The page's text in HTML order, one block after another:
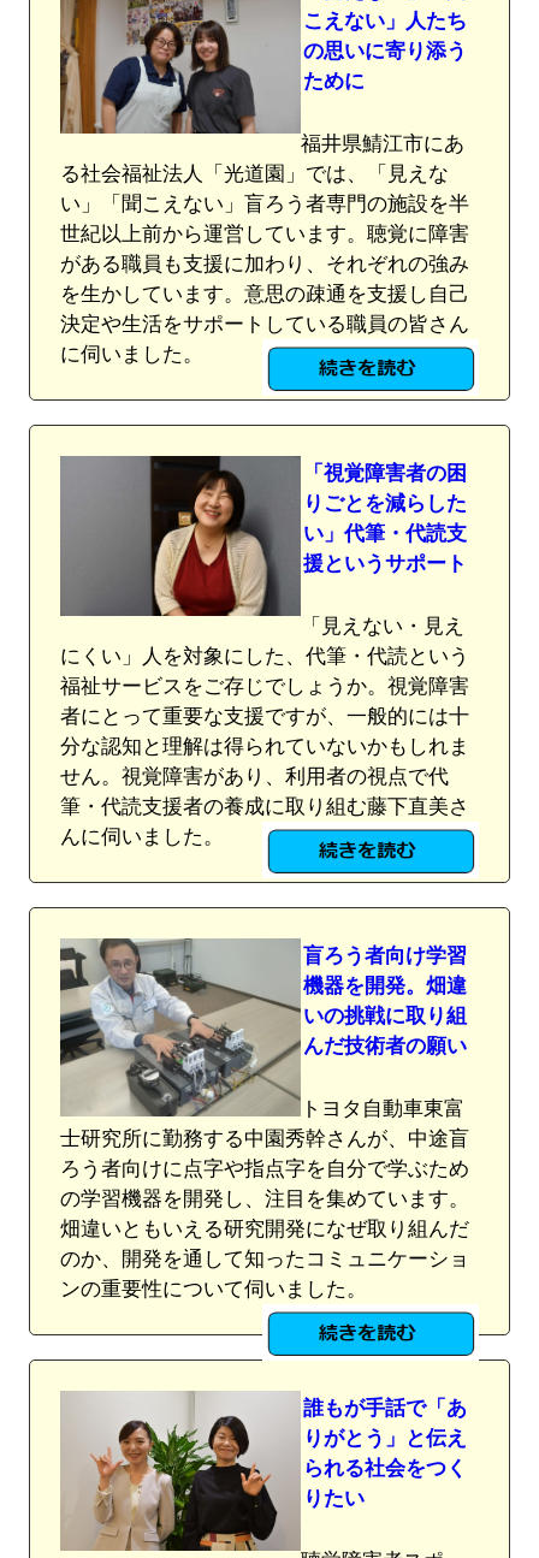
こえない」人たち
の思いに寄り添う
ために
福井県鯖江市にあ
る社会福祉法人「光道園」では、「見えな
い」「聞こえない」盲ろう者専門の施設を半
世紀以上前から運営しています。聴覚に障害
がある職員も支援に加わり、それぞれの強み
を生かしています。意思の疎通を支援し自己
決定や生活をサポートしている職員の皆さん
に伺いました。
「視覚障害者の困
りごとを減らした
い」代筆・代読支
援というサポート
「見えない・見え
にくい」人を対象にした、代筆・代読という
福祉サービスをご存じでしょうか。視覚障害
者にとって重要な支援ですが、一般的には十
分な認知と理解は得られていないかもしれま
せん。視覚障害があり、利用者の視点で代
筆・代読支援者の養成に取り組む藤下直美さ
んに伺いました。
盲ろう者向け学習
機器を開発。畑違
いの挑戦に取り組
んだ技術者の願い
トヨタ自動車東富
士研究所に勤務する中園秀幹さんが、中途盲
ろう者向けに点字や指点字を自分で学ぶため
の学習機器を開発し、注目を集めています。
畑違いともいえる研究開発になぜ取り組んだ
のか、開発を通して知ったコミュニケーショ
ンの重要性について伺いました。
誰もが手話で「あ
りがとう」と伝え
られる社会をつく
りたい